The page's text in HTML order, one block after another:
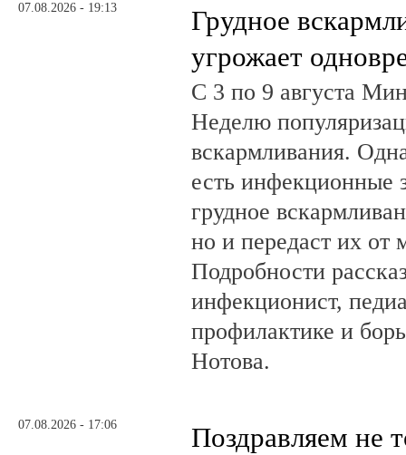
07.08.2026 - 19:13
Грудное
угрожает
С 3 по 9 августа
Неделю
вскармливания.
есть инфекционные
грудное
но и передаст их от
Подробности
инфекционист,
профилактике и
Нотова.
07.08.2026 - 17:06 Поздравляем не